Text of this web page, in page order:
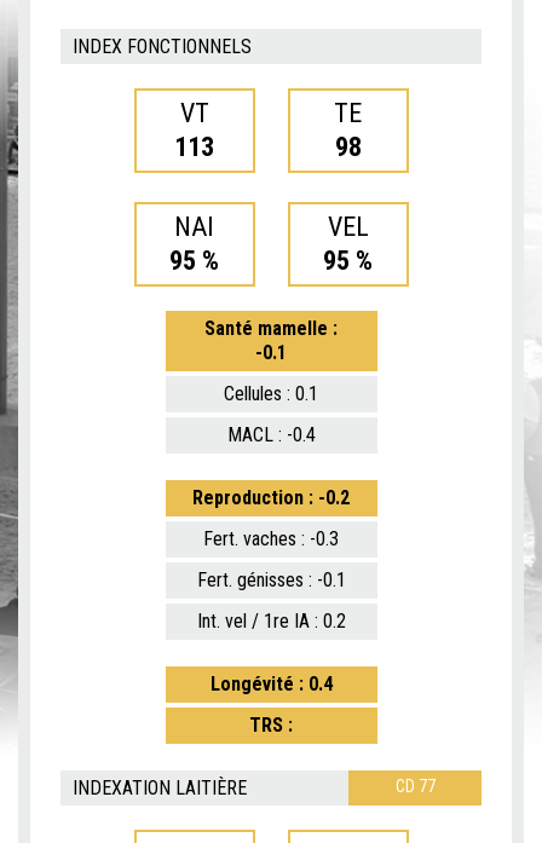
INDEX FONCTIONNELS
VT
113
TE
98
NAI
95 %
VEL
95 %
Santé mamelle :
-0.1
Cellules : 0.1
MACL : -0.4
Reproduction : -0.2
Fert. vaches : -0.3
Fert. génisses : -0.1
Int. vel / 1re IA : 0.2
Longévité : 0.4
TRS :
INDEXATION LAITIÈRE CD 77